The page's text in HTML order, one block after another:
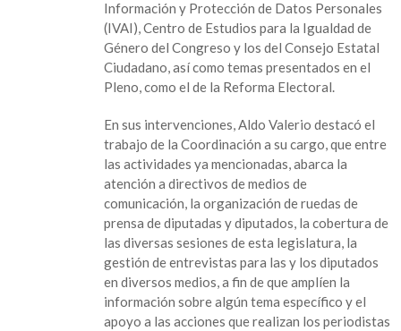
Información y Protección de Datos Personales
(IVAI), Centro de Estudios para la Igualdad de
Género del Congreso y los del Consejo Estatal
Ciudadano, así como temas presentados en el
Pleno, como el de la Reforma Electoral.
En sus intervenciones, Aldo Valerio destacó el
trabajo de la Coordinación a su cargo, que entre
las actividades ya mencionadas, abarca la
atención a directivos de medios de
comunicación, la organización de ruedas de
prensa de diputadas y diputados, la cobertura de
las diversas sesiones de esta legislatura, la
gestión de entrevistas para las y los diputados
en diversos medios, a fin de que amplíen la
información sobre algún tema específico y el
apoyo a las acciones que realizan los periodistas